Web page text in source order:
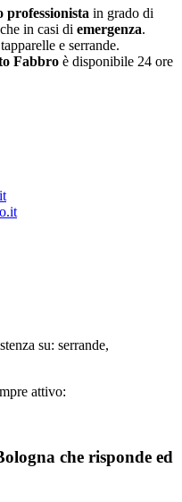
professionista in grado di
in casi di emergenza.
e serrande.
Fabbro è disponibile 24 ore
su: serrande,
attivo:
che risponde ed